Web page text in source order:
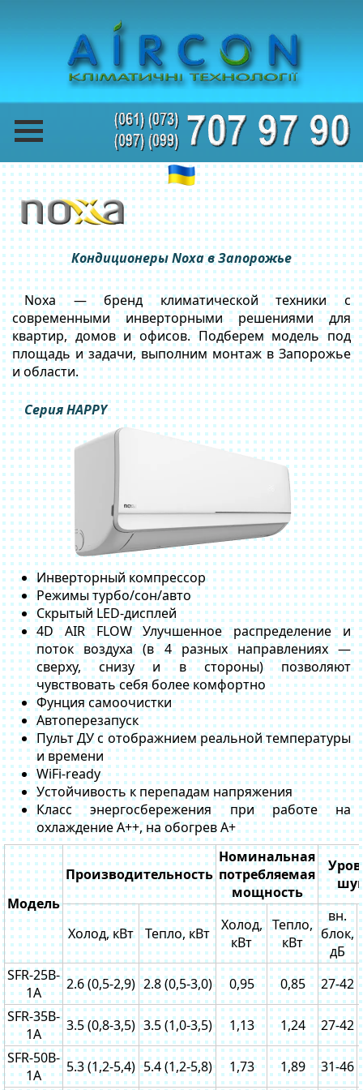
Кондиционеры Noxa в Запорожье
Noxa — бренд климатической техники с
современными инверторными решениями для
квартир, домов и офисов. Подберем модель под
площадь и задачи, выполним монтаж в Запорожье
и области.
Cерия HAPPY
Инверторный компрессор
Режимы турбо/сон/авто
Скрытый LED-дисплей
4D AIR FLOW Улучшенное распределение и
поток воздуха (в 4 разных направлениях —
сверху, снизу и в стороны) позволяют
чувствовать себя более комфортно
Фунция самоочистки
Автоперезапуск
Пульт ДУ с отображнием реальной температуры
и времени
WiFi-ready
Устойчивость к перепадам напряжения
Класс энергосбережения при работе на
охлаждение А++, на обогрев А+
Модель
Производительность
Номинальная
потребляемая
мощность
Холод, кВт Тепло, кВт
Холод,
кВт
Тепло,
кВт
вн.
блок,
дБ
SFR-25B-
1A
2.6 (0,5-2,9) 2.8 (0,5-3,0) 0,95 0,85
27-42
SFR-35B-
1A
3.5 (0,8-3,5) 3.5 (1,0-3,5) 1,13 1,24
27-42
SFR-50B-
1A
5.3 (1,2-5,4) 5.4 (1,2-5,8) 1,73 1,89 31-46